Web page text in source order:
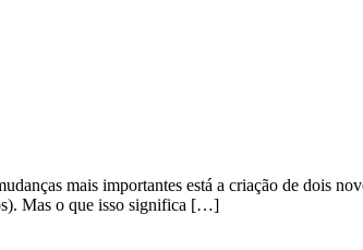
mais importantes está a criação de dois
Mas o que isso significa […]